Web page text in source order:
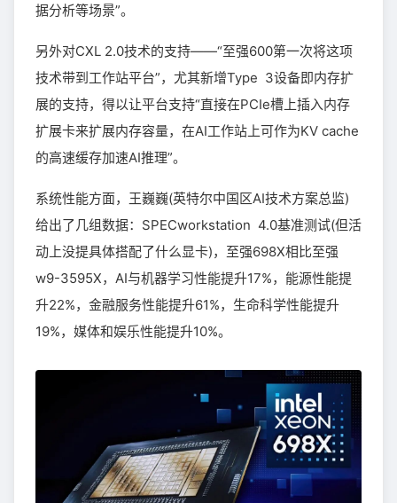
据分析等场景”。
另外对CXL 2.0技术的支持——“至强600第一次将这项
技术带到工作站平台”，尤其新增Type 3设备即内存扩
展的支持，得以让平台支持“直接在PCIe槽上插入内存
扩展卡来扩展内存容量，在AI工作站上可作为KV cache
的高速缓存加速AI推理”。
系统性能方面，王巍巍(英特尔中国区AI技术方案总监)
给出了几组数据：SPECworkstation 4.0基准测试(但活
动上没提具体搭配了什么显卡)，至强698X相比至强
w9-3595X，AI与机器学习性能提升17%，能源性能提
升22%，金融服务性能提升61%，生命科学性能提升
19%，媒体和娱乐性能提升10%。